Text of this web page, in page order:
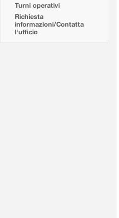
Turni operativi
Richiesta
informazioni/Contatta
l'ufficio